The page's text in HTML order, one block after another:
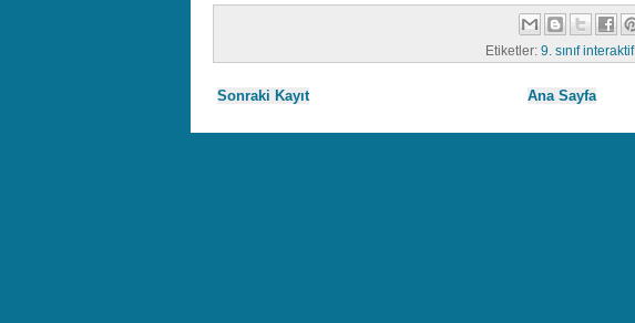
Etiketler: 9. sınıf interaktif
Sonraki Kayıt Ana Sayfa